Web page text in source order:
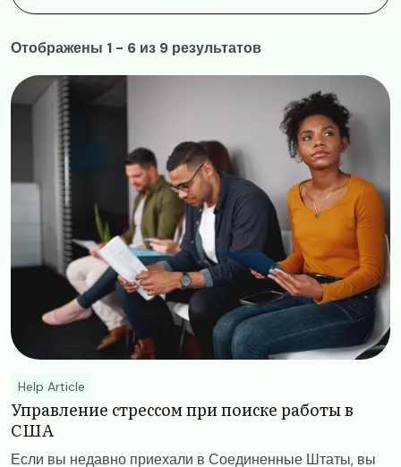
Отображены 1 - 6 из 9 результатов
Image
Help Article
Управление стрессом при поиске работы в
США
Если вы недавно приехали в Соединенные Штаты, вы